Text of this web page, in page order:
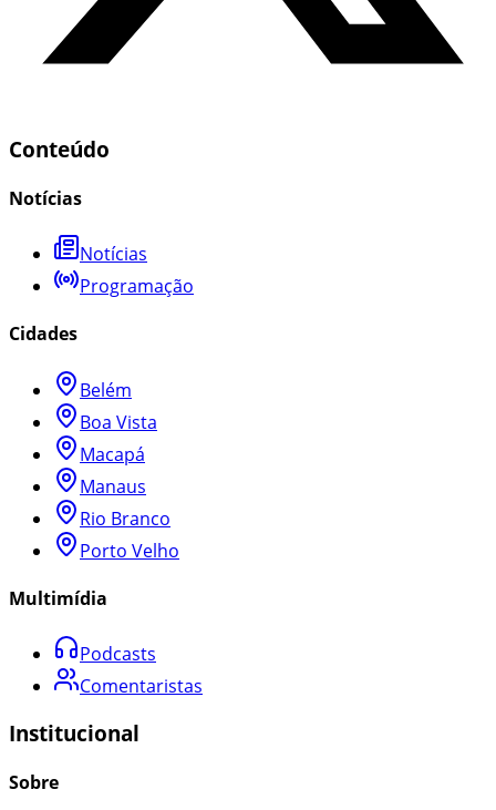
Conteúdo
Notícias
Notícias
Programação
Cidades
Belém
Boa Vista
Macapá
Manaus
Rio Branco
Porto Velho
Multimídia
Podcasts
Comentaristas
Institucional
Sobre